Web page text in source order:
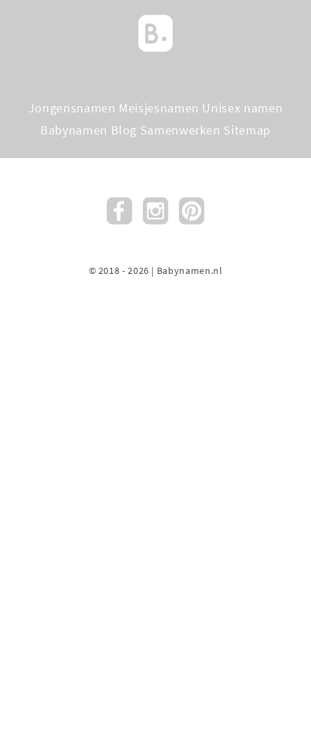
Jongensnamen Meisjesnamen Unisex namen
Babynamen Blog Samenwerken Sitemap
© 2018 - 2026 | Babynamen.nl